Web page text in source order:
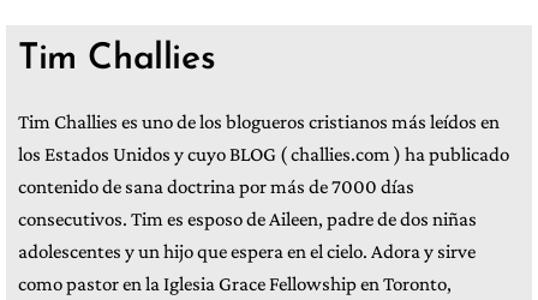
Tim Challies
Tim Challies es uno de los blogueros cristianos más leídos en
los Estados Unidos y cuyo BLOG ( challies.com ) ha publicado
contenido de sana doctrina por más de 7000 días
consecutivos. Tim es esposo de Aileen, padre de dos niñas
adolescentes y un hijo que espera en el cielo. Adora y sirve
como pastor en la Iglesia Grace Fellowship en Toronto,